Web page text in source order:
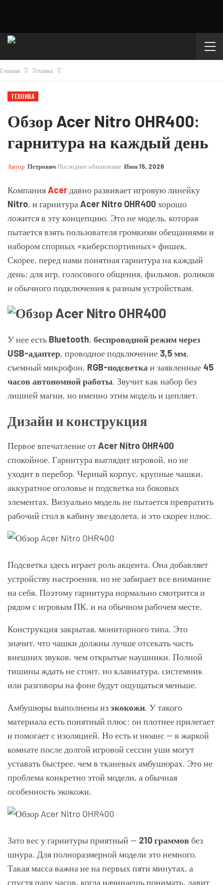
Главная Техника
ТЕХНИКА
Обзор Acer Nitro OHR400:
гарнитура на каждый день
Автор ПетровичПоследнее обновление Июн 15, 2026
КомпанияAcer давно развивает игровую линейку
Nitro, и гарнитура Acer Nitro OHR400хорошо
ложится в эту концепцию. Это не модель, которая
пытается взять пользователя громкими обещаниями и
набором спорных «киберспортивных» фишек.
Скорее, перед нами понятная гарнитура на каждый
день: для игр, голосового общения, фильмов, роликов
и обычного подключения к разным устройствам.
У нее есть Bluetooth, беспроводной режим через
USB-адаптер, проводное подключение 3,5 мм,
съемный микрофон, RGB-подсветкаи заявленные 45
часов автономной работы. Звучит как набор без
лишней магии, но именно этим модель и цепляет.
Дизайн и конструкция
Первое впечатление от Acer Nitro OHR400
спокойное. Гарнитура выглядит игровой, но не
уходит в перебор. Черный корпус, крупные чашки,
аккуратное оголовье и подсветка на боковых
элементах. Визуально модель не пытается превратить
рабочий стол в кабину звездолета, и это скорее плюс.
Подсветка здесь играет роль акцента. Она добавляет
устройству настроения, но не забирает все внимание
на себя. Поэтому гарнитура нормально смотрится и
рядом с игровым ПК, и на обычном рабочем месте.
Конструкция закрытая, мониторного типа. Это
значит, что чашки должны лучше отсекать часть
внешних звуков, чем открытые наушники. Полной
тишины ждать не стоит, но клавиатура, системник
или разговоры на фоне будут ощущаться меньше.
Амбушюры выполнены изэкокожи. У такого
материала есть понятный плюс: он плотнее прилегает
и помогает с изоляцией. Но есть и нюанс — в жаркой
комнате после долгой игровой сессии уши могут
уставать быстрее, чем в тканевых амбушюрах. Это не
проблема конкретно этой модели, а обычная
особенность экокожи.
Зато вес у гарнитуры приятный — 210 граммов без
шнура. Для полноразмерной модели это немного.
Такая масса важна не на первых пяти минутах, а
спустя пару часов, когда начинаешь понимать, давит